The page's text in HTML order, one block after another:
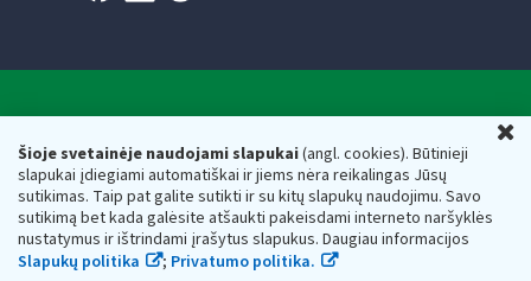
Šioje svetainėje naudojami slapukai(angl. cookies). Būtinieji
slapukai įdiegiami automatiškai ir jiems nėra reikalingas Jūsų
sutikimas. Taip pat galite sutikti ir su kitų slapukų naudojimu. Savo
sutikimą bet kada galėsite atšaukti pakeisdami interneto naršyklės
nustatymus ir ištrindami įrašytus slapukus. Daugiau informacijos
Slapukų politika
; Privatumo politika.
Respublikos finansų ministerijos
Biudžetinė įstaiga. Juridinio asmens kodas — 188659752,
adresas: Vasario 16-osios g. 14, 01107 Vilnius, Lietuva, el.paštas:
vmi@vmi.lt, E. pristatymo dėžutės adresas 188659752
Duomenys apie Valstybinę mokesčių inspekciją prie Lietuvos
Respublikos finansų ministerijos kaupiami ir saugomi Juridinių